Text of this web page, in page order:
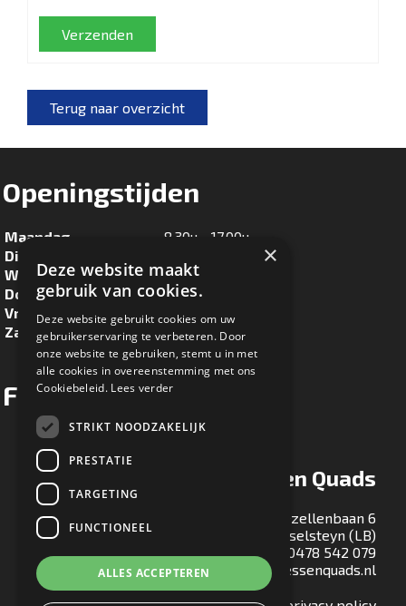
Verzenden
Terug naar overzicht
Openingstijden
Maandag
8.30u - 17.00u
Dinsdag
Woensdag
8.30u - 17.00u
Donderdag
8.30u - 17.00u
Vrijdag
8.30u - 17.00u
Zaterdag
8.30u - 16.00u
Facebook
Ton Maessen Quads
Gezellenbaan 6
5813 EA Ysselsteyn (LB)
0478 542 079
E:info@tonmaessenquads.nl
×
Deze website maakt
gebruik van cookies.
Deze website gebruikt cookies om uw
gebruikerservaring te verbeteren. Door
onze website te gebruiken, stemt u in met
alle cookies in overeenstemming met ons
Cookiebeleid. Lees verder
STRIKT NOODZAKELIJK
PRESTATIE
TARGETING
FUNCTIONEEL
ALLES ACCEPTEREN